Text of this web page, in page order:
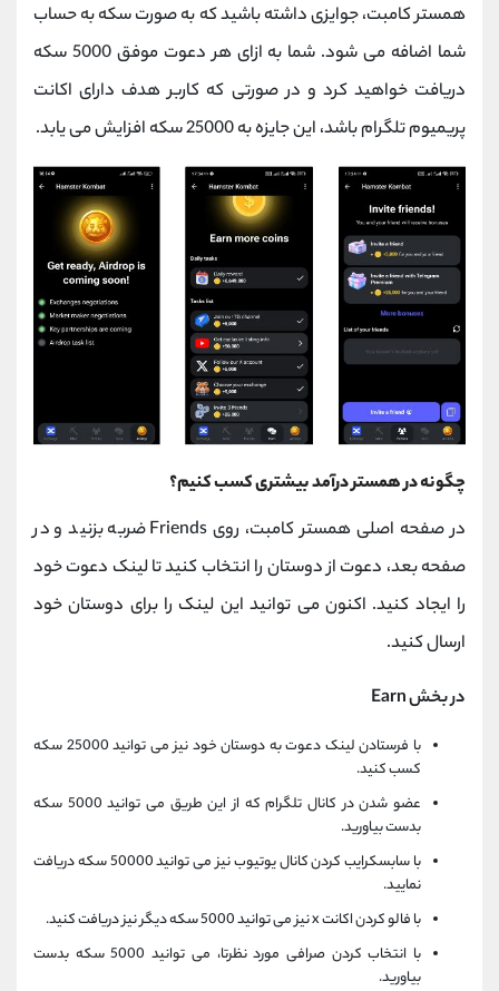
همستر کامبت، جوایزی داشته باشید که به صورت سکه به حساب
شما اضافه می شود. شما به ازای هر دعوت موفق 5000 سکه
دریافت خواهید کرد و در صورتی که کاربر هدف دارای اکانت
پریمیوم تلگرام باشد، این جایزه به 25000 سکه افزایش می یابد.
چگونه در همستر درآمد بیشتری کسب کنیم؟
در صفحه اصلی همستر کامبت، روی Friends ضربه بزنید و در
صفحه بعد، دعوت از دوستان را انتخاب کنید تا لینک دعوت خود
را ایجاد کنید. اکنون می توانید این لینک را برای دوستان خود
ارسال کنید.
در بخش Earn
با فرستادن لینک دعوت به دوستان خود نیز می توانید 25000 سکه
کسب کنید.
عضو شدن در کانال تلگرام که از این طریق می توانید 5000 سکه
بدست بیاورید.
با سابسکرایب کردن کانال یوتیوب نیز می توانید 50000 سکه دریافت
نمایید.
با فالو کردن اکانت x نیز می توانید 5000 سکه دیگر نیز دریافت کنید.
با انتخاب کردن صرافی مورد نظرتا، می توانید 5000 سکه بدست
بیاورید.